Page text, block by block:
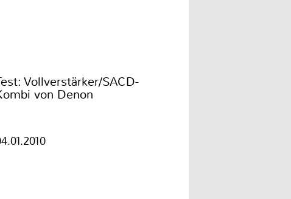
Vollverstärker/SACD-
von Denon